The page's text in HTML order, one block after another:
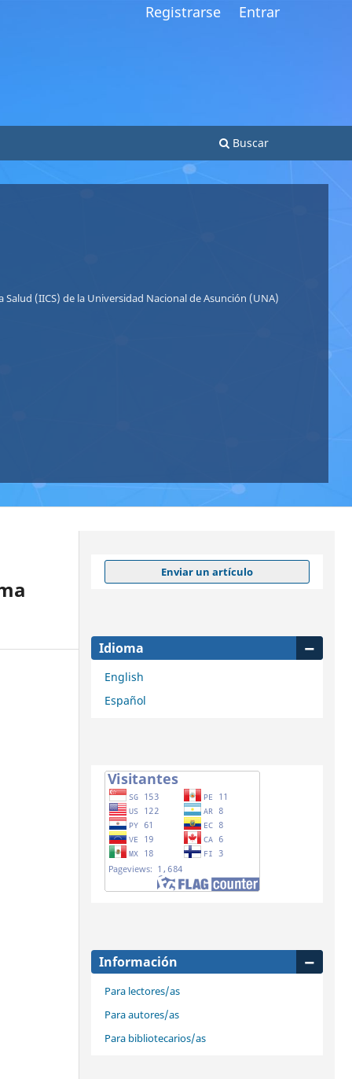
Registrarse Entrar
Buscar
(IICS) de la Universidad Nacional de Asunción (UNA)
Enviar un artículo
Idioma
English
Español
Información
Para lectores/as
Para autores/as
Para bibliotecarios/as